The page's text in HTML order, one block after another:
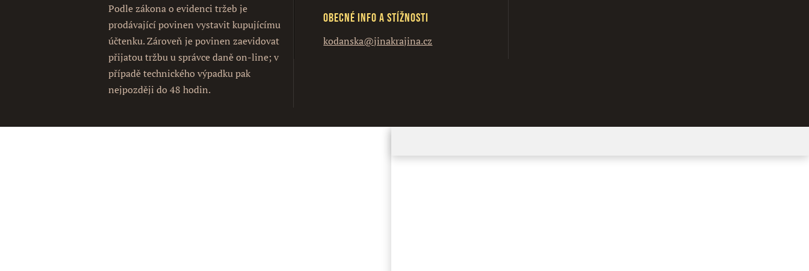
Podle zákona o evidenci tržeb je
prodávající povinen vystavit kupujícímu
účtenku. Zároveň je povinen zaevidovat
přijatou tržbu u správce daně on-line; v
případě technického výpadku pak
nejpozději do 48 hodin.
Obecné info a stížnosti
kodanska@jinakrajina.cz